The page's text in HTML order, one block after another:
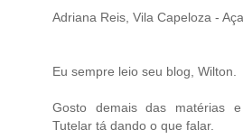
Adriana Reis, Vila Capeloza -
Eu sempre leio seu blog, Wilton.
Gosto demais das matérias
Tutelar tá dando o que falar.